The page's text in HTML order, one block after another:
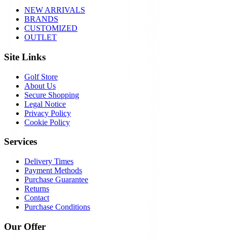
NEW ARRIVALS
BRANDS
CUSTOMIZED
OUTLET
Site Links
Golf Store
About Us
Secure Shopping
Legal Notice
Privacy Policy
Cookie Policy
Services
Delivery Times
Payment Methods
Purchase Guarantee
Returns
Contact
Purchase Conditions
Our Offer